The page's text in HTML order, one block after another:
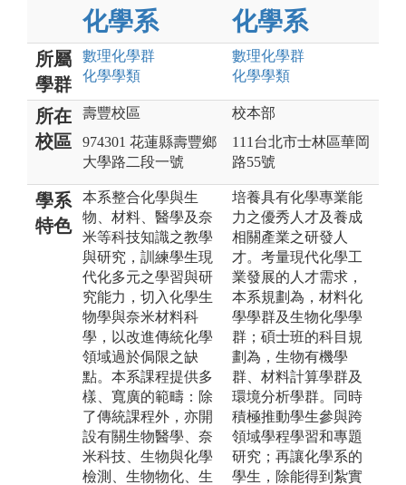
化學系
化學系
所屬
學群
數理化學群
化學學類
數理化學群
化學學類
所在
校區
壽豐校區
974301 花蓮縣壽豐鄉
大學路二段一號
校本部
111台北市士林區華岡
路55號
學系
特色
本系整合化學與生
物、材料、醫學及奈
米等科技知識之教學
與研究，訓練學生現
代化多元之學習與研
究能力，切入化學生
物學與奈米材料科
學，以改進傳統化學
領域過於侷限之缺
點。本系課程提供多
樣、寬廣的範疇：除
了傳統課程外，亦開
設有關生物醫學、奈
米科技、生物與化學
檢測、生物物化、生
培養具有化學專業能
力之優秀人才及養成
相關產業之研發人
才。考量現代化學工
業發展的人才需求，
本系規劃為，材料化
學學群及生物化學學
群；碩士班的科目規
劃為，生物有機學
群、材料計算學群及
環境分析學群。同時
積極推動學生參與跨
領域學程學習和專題
研究；再讓化學系的
學生，除能得到紮實